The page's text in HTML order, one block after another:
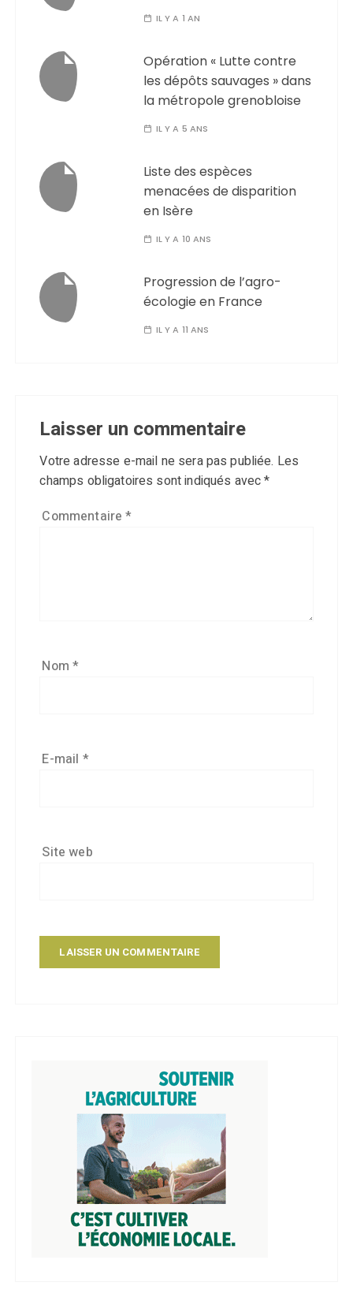
IL Y A 1 AN
Opération « Lutte contre
les dépôts sauvages » dans
la métropole grenobloise
IL Y A 5 ANS
Liste des espèces
menacées de disparition
en Isère
IL Y A 10 ANS
Progression de l’agro-
écologie en France
IL Y A 11 ANS
Laisser un commentaire
Votre adresse e-mail ne sera pas publiée. Les
champs obligatoires sont indiqués avec*
Commentaire*
Nom*
E-mail *
Site web